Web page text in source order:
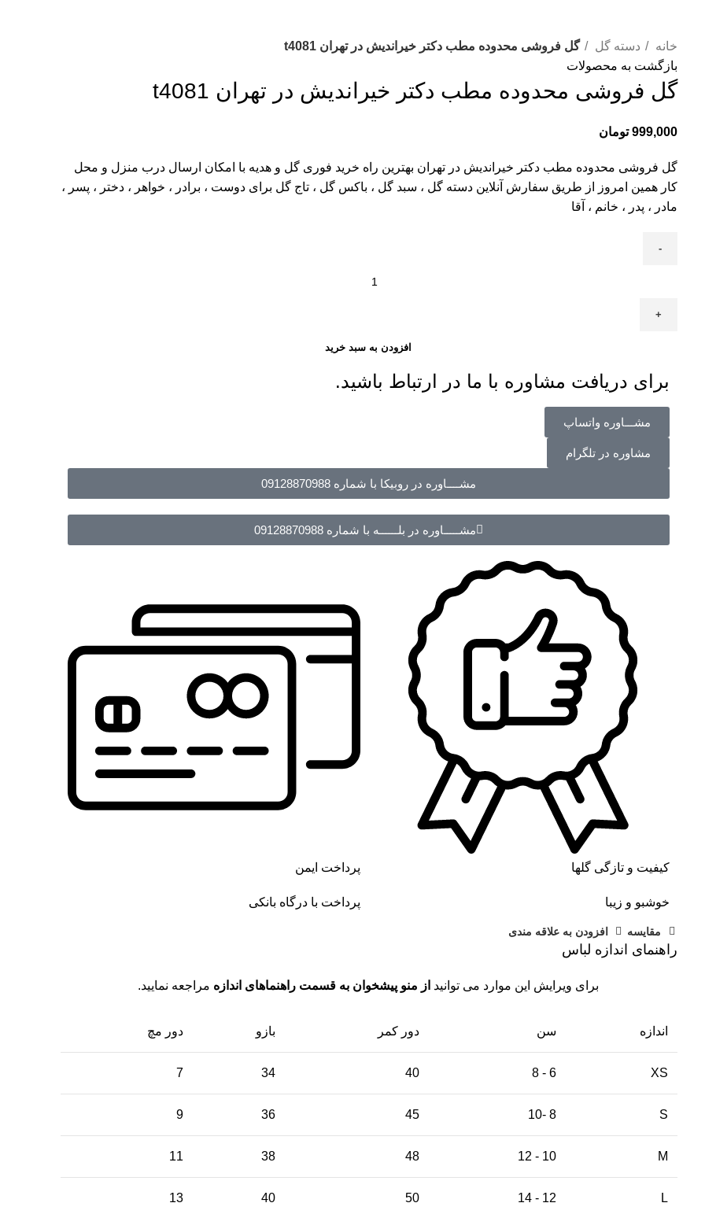
خانه دسته گل
گل فروشی محدوده مطب دکتر خیراندیش در تهران t4081
بازگشت به محصولات
گل فروشی محدوده مطب دکتر خیراندیش در تهران t4081
999,000 تومان
گل فروشی محدوده مطب دکتر خیراندیش در تهران بهترین راه خرید فوری گل و هدیه با امکان ارسال درب منزل و محل
کار همین امروز از طریق سفارش آنلاین دسته گل ، سبد گل ، باکس گل ، تاج گل برای دوست ، برادر ، خواهر ، دختر ، پسر ،
مادر ، پدر ، خانم ، آقا
افزودن به سبد خرید
برای دریافت مشاوره با ما در ارتباط باشید.
مشـــاوره واتساپ
مشاوره در تلگرام
مشــــاوره در روبیکا با شماره 09128870988
مشـــــاوره در بلــــــه با شماره 09128870988
کیفیت و تازگی گلها
خوشبو و زیبا
پرداخت ایمن
پرداخت با درگاه بانکی
مقايسه افزودن به علاقه مندی
راهنمای اندازه لباس
برای ویرایش این موارد می توانید از منو پیشخوان به قسمت راهنماهای اندازه مراجعه نمایید.
اندازه سن دور کمر بازو دور مچ
XS
6 - 8
40
34
7
S
8 -10
45
36
9
M
10 - 12
48
38
11
L
12 - 14
50
40
13